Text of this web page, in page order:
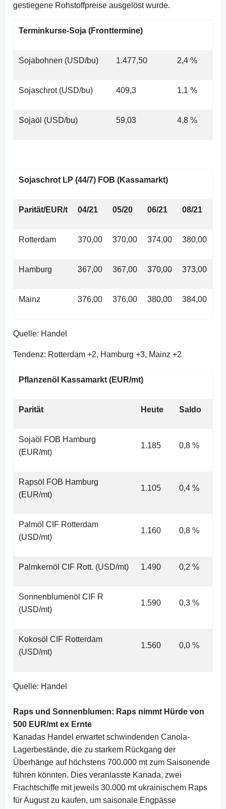
gestiegene Rohstoffpreise ausgelöst wurde.
Terminkurse-Soja (Fronttermine)
Sojabohnen (USD/bu) 1.477,50 2,4 %
Sojaschrot (USD/bu) 409,3 1,1 %
Sojaöl (USD/bu) 59,03 4,8 %
Sojaschrot LP (44/7) FOB (Kassamarkt)
Parität/EUR/t 04/21 05/20 06/21 08/21
Rotterdam 370,00 370,00 374,00 380,00
Hamburg 367,00 367,00 370,00 373,00
Mainz 376,00 376,00 380,00 384,00
Quelle: Handel
Tendenz: Rotterdam +2, Hamburg +3, Mainz +2
Pflanzenöl Kassamarkt (EUR/mt)
Parität Heute Saldo
Sojaöl FOB Hamburg
(EUR/mt)
1.185 0,8 %
Rapsöl FOB Hamburg
(EUR/mt)
1.105 0,4 %
Palmöl CIF Rotterdam
(USD/mt)
1.160 0,8 %
Palmkernöl CIF Rott. (USD/mt) 1.490 0,2 %
Sonnenblumenöl CIF R
(USD/mt)
1.590 0,3 %
Kokosöl CIF Rotterdam
(USD/mt)
1.560 0,0 %
Quelle: Handel
Raps und Sonnenblumen: Raps nimmt Hürde von
500 EUR/mt ex Ernte
Kanadas Handel erwartet schwindenden Canola-
Lagerbestände, die zu starkem Rückgang der
Überhänge auf höchstens 700.000 mt zum Saisonende
führen könnten. Dies veranlasste Kanada, zwei
Frachtschiffe mit jeweils 30.000 mt ukrainischem Raps
für August zu kaufen, um saisonale Engpässe